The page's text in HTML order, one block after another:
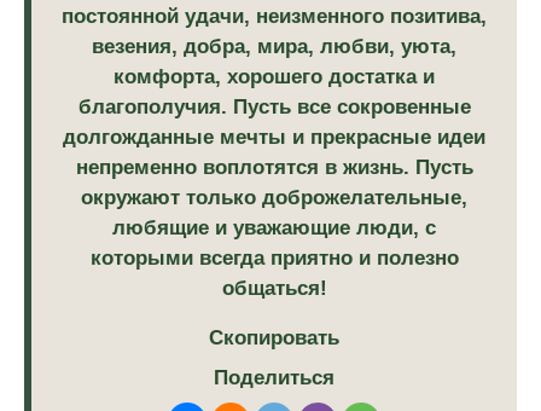
постоянной удачи, неизменного позитива,
везения, добра, мира, любви, уюта,
комфорта, хорошего достатка и
благополучия. Пусть все сокровенные
долгожданные мечты и прекрасные идеи
непременно воплотятся в жизнь. Пусть
окружают только доброжелательные,
любящие и уважающие люди, с
которыми всегда приятно и полезно
общаться!
Скопировать
Поделиться